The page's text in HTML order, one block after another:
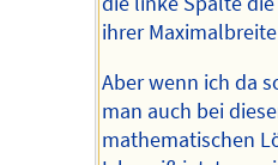
ihrer
Aber wenn ich da
man auch bei
mathematischen